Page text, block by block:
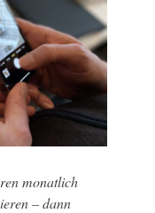
monatlich
– dann